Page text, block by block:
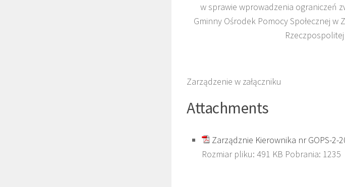
w sprawie wprowadzenia ograniczeń
Gminny Ośrodek Pomocy Społecznej w
Zarządzenie w załączniku
Attachments
Zarządznie Kierownika nr GOPS-2-
Rozmiar pliku: 491 KB Pobrania: 1235